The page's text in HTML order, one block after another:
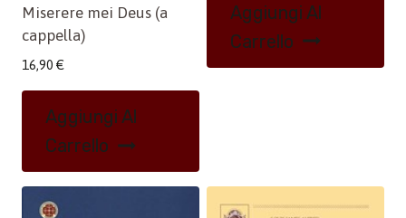
Miserere mei Deus (a
cappella)
16,90 €
Aggiungi Al
Carrello
Aggiungi Al
Carrello